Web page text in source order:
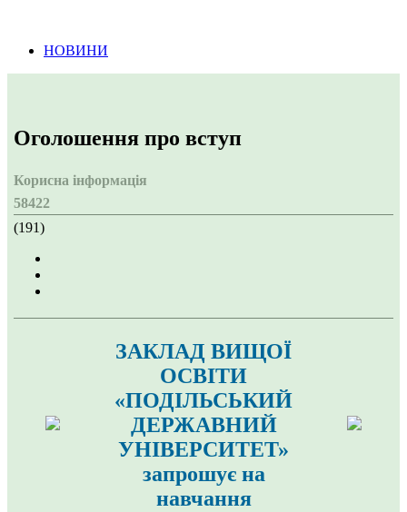
НОВИНИ
Оголошення про вступ
Корисна інформація
58422
(191)
ЗАКЛАД ВИЩОЇ
ОСВІТИ
«ПОДІЛЬСЬКИЙ
ДЕРЖАВНИЙ
УНІВЕРСИТЕТ»
запрошує на
навчання